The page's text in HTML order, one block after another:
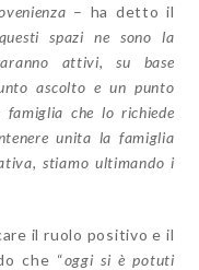
– ha detto il
spazi ne sono la
attivi, su base
ascolto e un punto
che lo richiede
unita la famiglia
stiamo ultimando i
il ruolo positivo e il
che “oggi si è potuti